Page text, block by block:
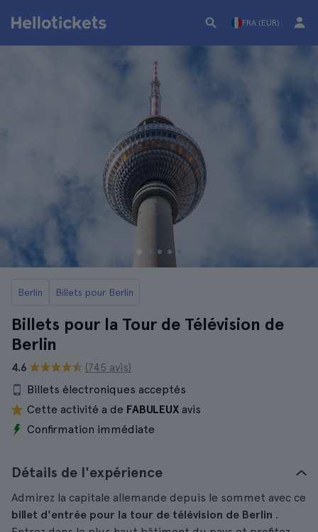
FRA (EUR)
Berlin Billets pour Berlin
Billets pour la Tour de Télévision de
Berlin
4.6
(745 avis)
Billets électroniques acceptés
Cette activité a de FABULEUX avis
Confirmation immédiate
Détails de l'expérience
Admirez la capitale allemande depuis le sommet avec ce
billet d'entrée pour la tour de télévision de Berlin .